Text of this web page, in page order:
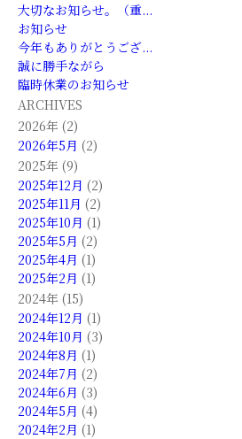
大切なお知らせ。（重...
お知らせ
今年もありがとうござ...
誠に勝手ながら
臨時休業のお知らせ
ARCHIVES
2026年 (2)
2026年5月 (2)
2025年 (9)
2025年12月 (2)
2025年11月 (2)
2025年10月 (1)
2025年5月 (2)
2025年4月 (1)
2025年2月 (1)
2024年 (15)
2024年12月 (1)
2024年10月 (3)
2024年8月 (1)
2024年7月 (2)
2024年6月 (3)
2024年5月 (4)
2024年2月 (1)